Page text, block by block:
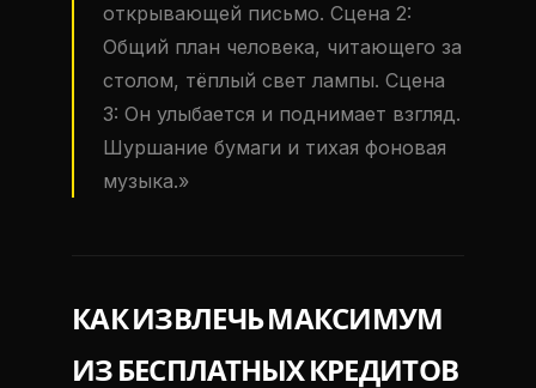
открывающей письмо. Сцена 2:
Общий план человека, читающего за
столом, тёплый свет лампы. Сцена
3: Он улыбается и поднимает взгляд.
Шуршание бумаги и тихая фоновая
музыка.»
КАК ИЗВЛЕЧЬ МАКСИМУМ
ИЗ БЕСПЛАТНЫХ КРЕДИТОВ